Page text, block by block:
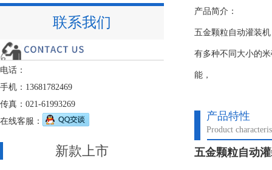
产品简介：
五金颗粒自动灌装
有多种不同大小的
能，
产品特性
Product
五金颗粒自动
联系我们
电话：
手机：13681782469
传真：021-61993269
在线客服：
新款上市